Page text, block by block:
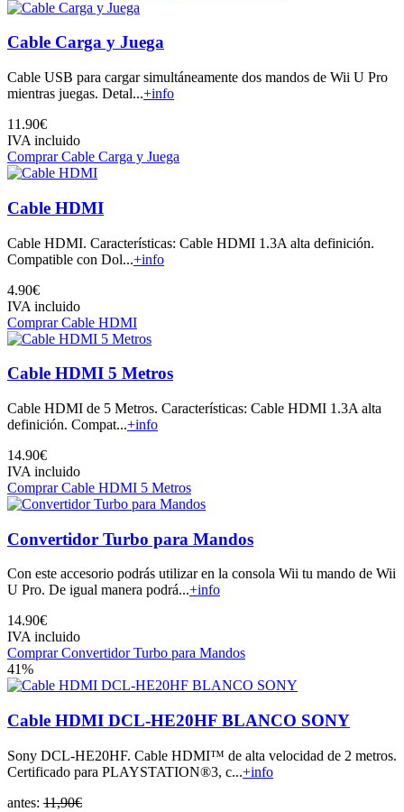
Cable Carga y Juega
Cable USB para cargar simultáneamente dos mandos de Wii U Pro
mientras juegas. Detal...+info
11.90€
IVA incluido
Comprar Cable Carga y Juega
Cable HDMI
Cable HDMI. Características: Cable HDMI 1.3A alta definición.
Compatible con Dol...+info
4.90€
IVA incluido
Comprar Cable HDMI
Cable HDMI 5 Metros
Cable HDMI de 5 Metros. Características: Cable HDMI 1.3A alta
definición. Compat...+info
14.90€
IVA incluido
Comprar Cable HDMI 5 Metros
Convertidor Turbo para Mandos
Con este accesorio podrás utilizar en la consola Wii tu mando de Wii
U Pro. De igual manera podrá...+info
14.90€
IVA incluido
Comprar Convertidor Turbo para Mandos
41%
Cable HDMI DCL-HE20HF BLANCO SONY
Sony DCL-HE20HF. Cable HDMI™ de alta velocidad de 2 metros.
Certificado para PLAYSTATION®3, c...+info
antes: 11,90€